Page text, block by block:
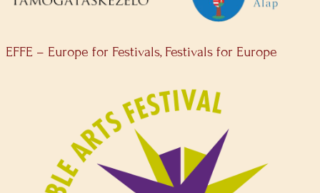
EFFE – Europe for Festivals, Festivals for Europe